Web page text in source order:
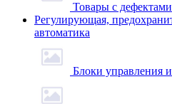
Товары с дефектами
Регулирующая,
автоматика
Блоки управления